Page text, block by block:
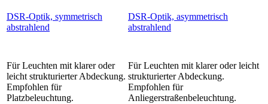
DSR-Optik, symmetrisch
abstrahlend
Für Leuchten mit klarer oder
leicht strukturierter Abdeckung.
Empfohlen für
Platzbeleuchtung.
DSR-Optik, asymmetrisch
abstrahlend
Für Leuchten mit klarer oder leicht
strukturierter Abdeckung.
Empfohlen für
Anliegerstraßenbeleuchtung.